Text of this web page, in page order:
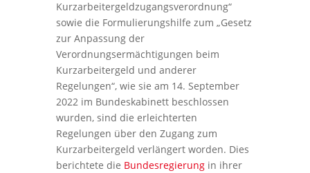
Kurzarbeitergeldzugangsverordnung“
sowie die Formulierungshilfe zum „Gesetz
zur Anpassung der
Verordnungsermächtigungen beim
Kurzarbeitergeld und anderer
Regelungen“, wie sie am 14. September
2022 im Bundeskabinett beschlossen
wurden, sind die erleichterten
Regelungen über den Zugang zum
Kurzarbeitergeld verlängert worden. Dies
berichtete die Bundesregierungin ihrer